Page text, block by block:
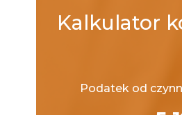
Kalkulator
Podatek od